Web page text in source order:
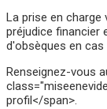
La prise en
préjudice financier
d'obsèques en cas
Renseignez-vous
profil</span>.